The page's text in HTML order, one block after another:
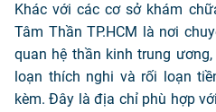
Khác với các cơ sở khám
Tâm Thần TP.HCM là nơi
quan hệ thần kinh trung
loạn thích nghi và rối loạn
kèm. Đây là địa chỉ phù hợp